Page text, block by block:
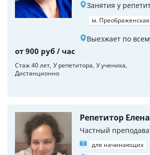
Занятия у
м.
Выезжает по
от 900 руб / час
Стаж 40 лет У репетитора У ученика
Дистанционно
Репетитор
Частный
для начинающих